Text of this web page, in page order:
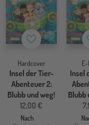
Merkzettel
Hardcover
Insel der Tier-
Abenteuer 2:
Blubb und weg!
12,00 €
Nach
Insel
Blubb